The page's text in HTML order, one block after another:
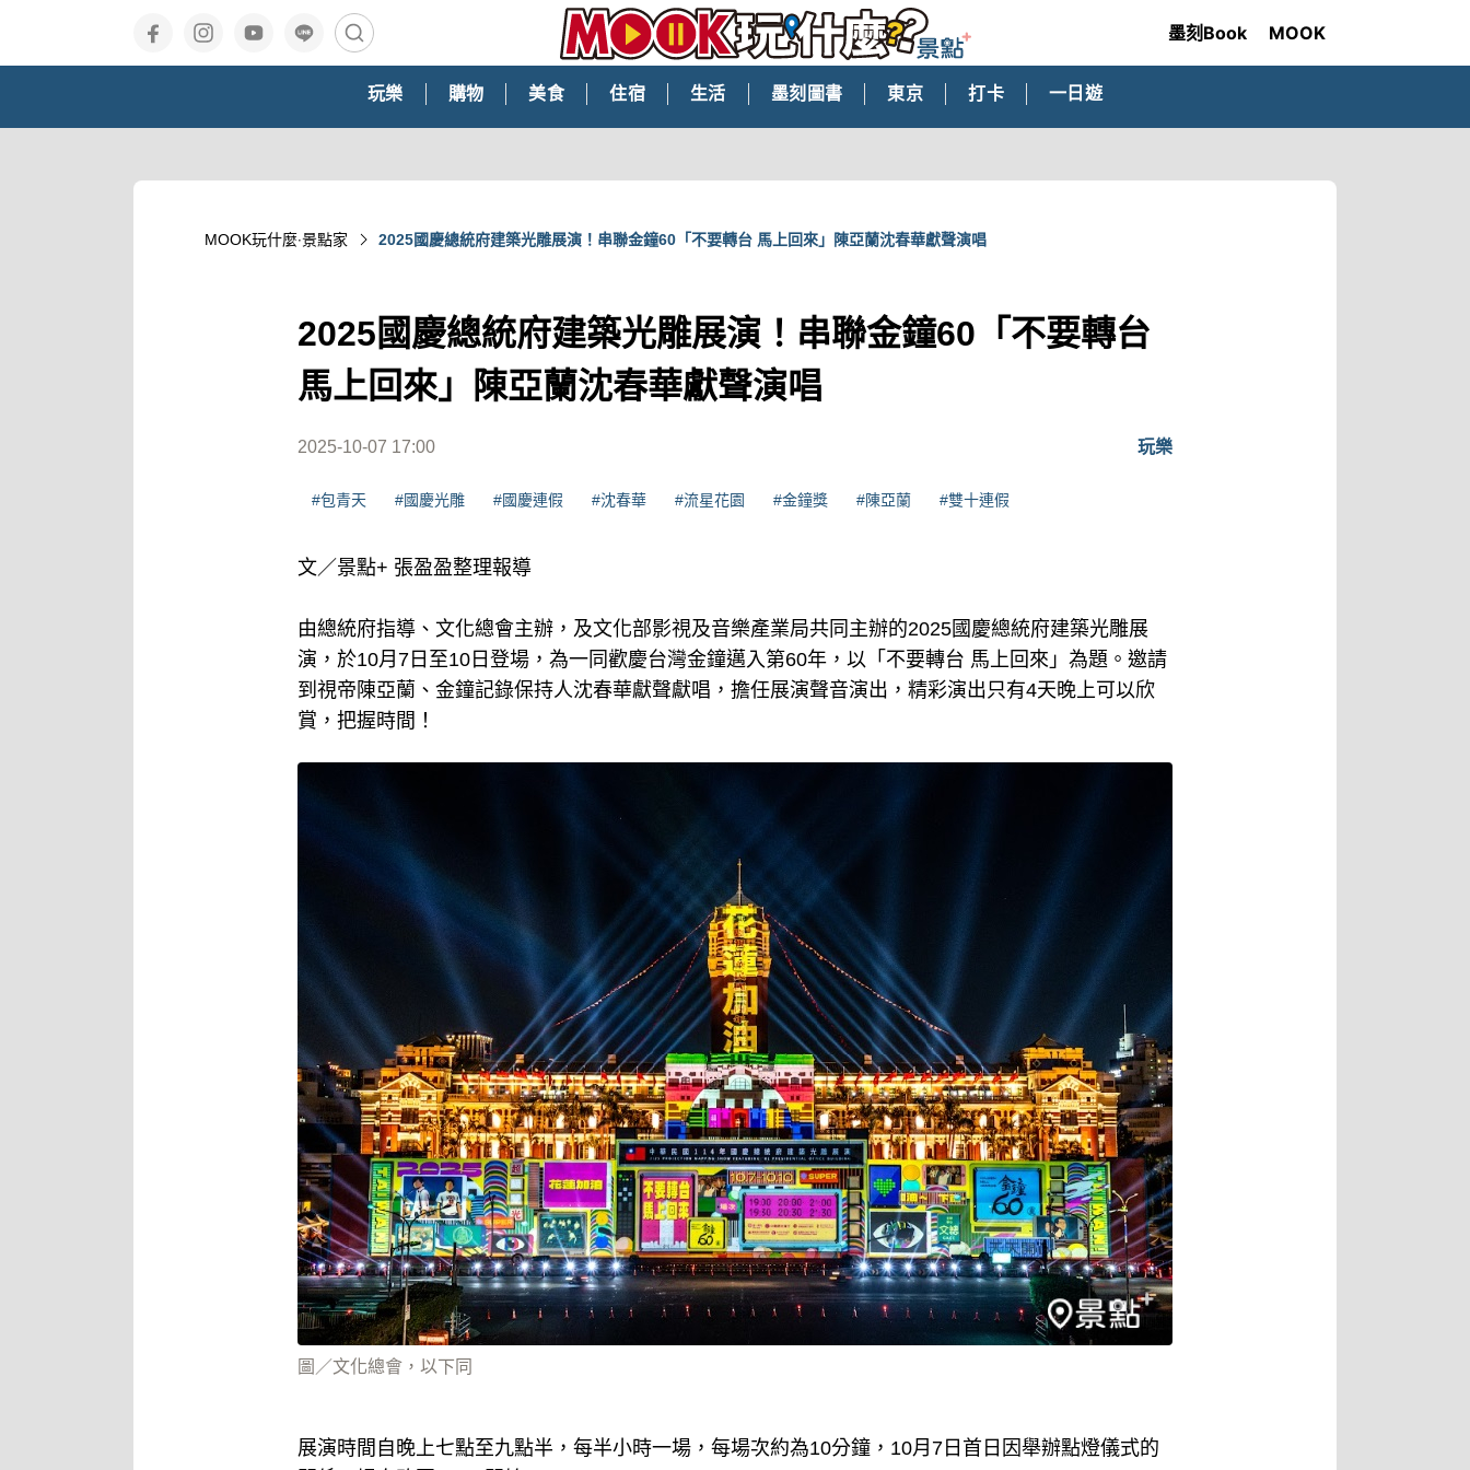
墨刻Book MOOK
玩樂 購物 美食 住宿 生活 墨刻圖書 東京 打卡 一日遊
MOOK玩什麼‧景點家 2025國慶總統府建築光雕展演！串聯金鐘60「不要轉台 馬上回來」陳亞蘭沈春華獻聲演唱
2025國慶總統府建築光雕展演！串聯金鐘60「不要轉台
馬上回來」陳亞蘭沈春華獻聲演唱
2025-10-07 17:00 玩樂
#包青天 #國慶光雕 #國慶連假 #沈春華 #流星花園 #金鐘獎 #陳亞蘭 #雙十連假
文／景點+ 張盈盈整理報導
由總統府指導、文化總會主辦，及文化部影視及音樂產業局共同主辦的2025國慶總統府建築光雕展
演，於10月7日至10日登場，為一同歡慶台灣金鐘邁入第60年，以「不要轉台 馬上回來」為題。邀請
到視帝陳亞蘭、金鐘記錄保持人沈春華獻聲獻唱，擔任展演聲音演出，精彩演出只有4天晚上可以欣
賞，把握時間！
圖／文化總會，以下同
展演時間自晚上七點至九點半，每半小時一場，每場次約為10分鐘，10月7日首日因舉辦點燈儀式的